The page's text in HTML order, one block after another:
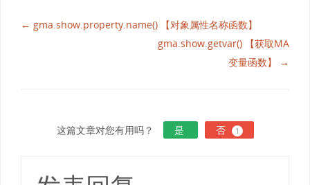
← gma.show.property.name() 【对象属性名称函数】
gma.show.getvar() 【获取MA
变量函数】 →
这篇文章对您有用吗？ 是 否 1